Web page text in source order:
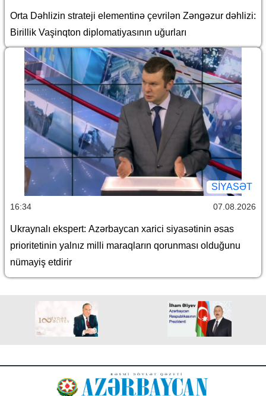
Orta Dəhlizin strateji elementinə çevrilən Zəngəzur dəhlizi:
Birillik Vaşinqton diplomatiyasının uğurları
SİYASƏT
16:34 07.08.2026
Ukraynalı ekspert: Azərbaycan xarici siyasətinin əsas
prioritetinin yalnız milli maraqların qorunması olduğunu
nümayiş etdirir